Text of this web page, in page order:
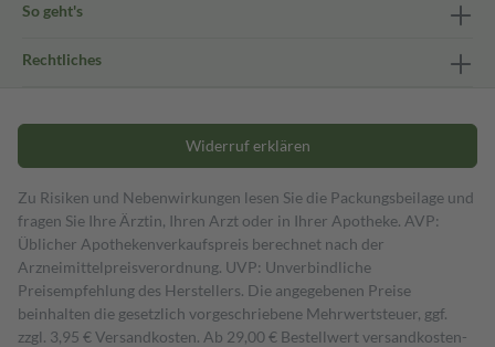
So geht's
Rechtliches
Widerruf erklären
Zu Risiken und Nebenwirkungen lesen Sie die Packungsbeilage und
fragen Sie Ihre Ärztin, Ihren Arzt oder in Ihrer Apotheke. AVP:
Üblicher Apothekenverkaufspreis berechnet nach der
Arzneimittelpreisverordnung. UVP: Unverbindliche
Preisempfehlung des Herstellers. Die angegebenen Preise
beinhalten die gesetzlich vorgeschriebene Mehrwertsteuer, ggf.
zzgl. 3,95 € Versandkosten. Ab 29,00 € Bestell­wert versand­kosten­